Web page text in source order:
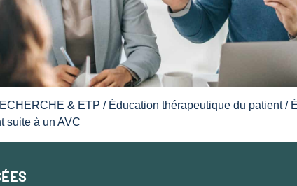
& ETP / Éducation thérapeutique du patient/
suite à un AVC